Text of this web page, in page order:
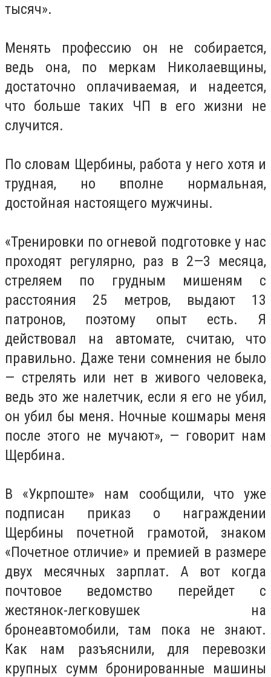
тысяч».
Менять профессию он не собирается,
ведь она, по меркам Николаевщины,
достаточно оплачиваемая, и надеется,
что больше таких ЧП в его жизни не
случится.
По словам Щербины, работа у него хотя и
трудная, но вполне нормальная,
достойная настоящего мужчины.
«Тренировки по огневой подготовке у нас
проходят регулярно, раз в 2—3 месяца,
стреляем по грудным мишеням с
расстояния 25 метров, выдают 13
патронов, поэтому опыт есть. Я
действовал на автомате, считаю, что
правильно. Даже тени сомнения не было
— стрелять или нет в живого человека,
ведь это же налетчик, если я его не убил,
он убил бы меня. Ночные кошмары меня
после этого не мучают», — говорит нам
Щербина.
В «Укрпоште» нам сообщили, что уже
подписан приказ о награждении
Щербины почетной грамотой, знаком
«Почетное отличие» и премией в размере
двух месячных зарплат. А вот когда
почтовое ведомство перейдет с
жестянок-легковушек на
бронеавтомобили, там пока не знают.
Как нам разъяснили, для перевозки
крупных сумм бронированные машины